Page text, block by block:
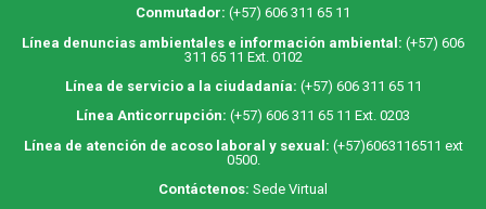
Conmutador: (+57) 606 311 65 11
Línea denuncias ambientales e información ambiental: (+57) 606
311 65 11 Ext. 0102
Línea de servicio a la ciudadanía: (+57) 606 311 65 11
Línea Anticorrupción: (+57) 606 311 65 11 Ext. 0203
Línea de atención de acoso laboral y sexual: (+57)6063116511 ext
0500.
Contáctenos: Sede Virtual